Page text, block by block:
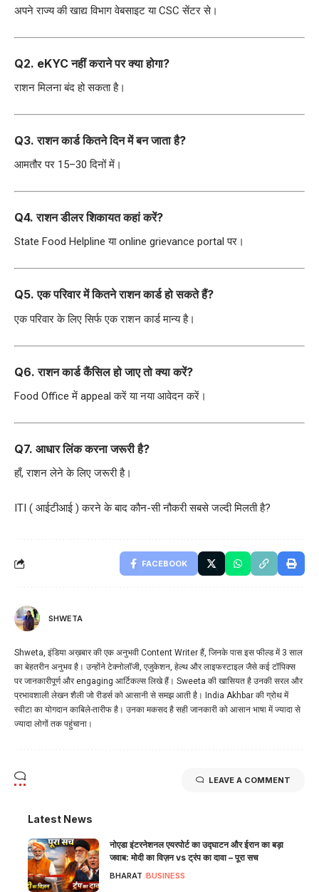
अपने राज्य की खाद्य विभाग वेबसाइट या CSC सेंटर से।
Q2. eKYC नहीं कराने पर क्या होगा?
राशन मिलना बंद हो सकता है।
Q3. राशन कार्ड कितने दिन में बन जाता है?
आमतौर पर 15–30 दिनों में।
Q4. राशन डीलर शिकायत कहां करें?
State Food Helpline या online grievance portal पर।
Q5. एक परिवार में कितने राशन कार्ड हो सकते हैं?
एक परिवार के लिए सिर्फ एक राशन कार्ड मान्य है।
Q6. राशन कार्ड कैंसिल हो जाए तो क्या करें?
Food Office में appeal करें या नया आवेदन करें।
Q7. आधार लिंक करना जरूरी है?
हाँ, राशन लेने के लिए जरूरी है।
ITI ( आईटीआई ) करने के बाद कौन-सी नौकरी सबसे जल्दी मिलती है?
FACEBOOK
SHWETA
Shweta, इंडिया अख़बार की एक अनुभवी Content Writer हैं, जिनके पास इस फील्ड में 3 साल
का बेहतरीन अनुभव है। उन्होंने टेक्नोलॉजी, एजुकेशन, हेल्थ और लाइफस्टाइल जैसे कई टॉपिक्स
पर जानकारीपूर्ण और engaging आर्टिकल्स लिखे हैं। Sweeta की खासियत है उनकी सरल और
प्रभावशाली लेखन शैली जो रीडर्स को आसानी से समझ आती है। India Akhbar की ग्रोथ में
स्वीटा का योगदान काबिले-तारीफ है। उनका मकसद है सही जानकारी को आसान भाषा में ज्यादा से
ज्यादा लोगों तक पहुंचाना।
LEAVE A COMMENT
Latest News
नोएडा इंटरनेशनल एयरपोर्ट का उद्घाटन और ईरान का बड़ा
जवाब: मोदी का विज़न vs ट्रंप का दावा – पूरा सच
BHARAT BUSINESS